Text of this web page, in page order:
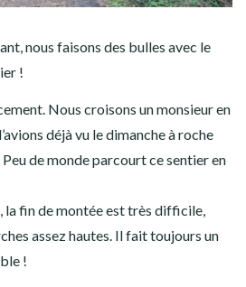
nous faisons des bulles avec le
!
Nous croisons un monsieur en
déjà vu le dimanche à roche
de monde parcourt ce sentier en
la fin de montée est très difficile,
assez hautes. Il fait toujours un
!